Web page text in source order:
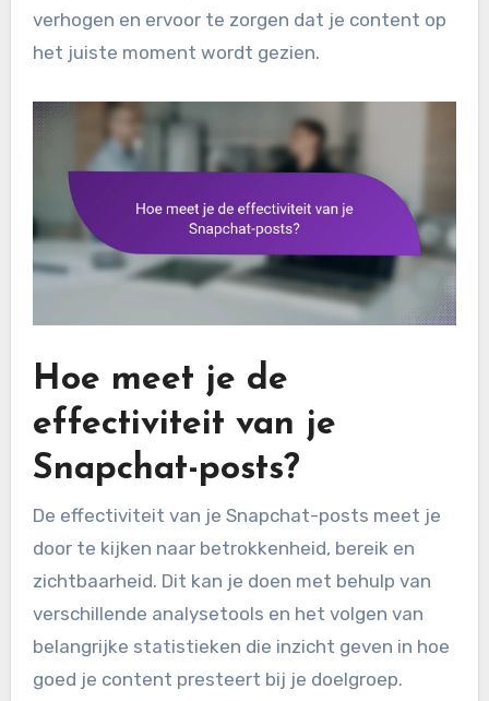
verhogen en ervoor te zorgen dat je content op
het juiste moment wordt gezien.
Hoe meet je de
effectiviteit van je
Snapchat-posts?
De effectiviteit van je Snapchat-posts meet je
door te kijken naar betrokkenheid, bereik en
zichtbaarheid. Dit kan je doen met behulp van
verschillende analysetools en het volgen van
belangrijke statistieken die inzicht geven in hoe
goed je content presteert bij je doelgroep.